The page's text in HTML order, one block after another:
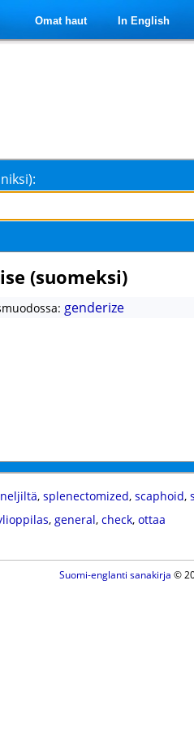
Omat haut In English
(suomeksi)
genderize
neljiltä, splenectomized, scaphoid,
, general, check, ottaa
Suomi-englanti sanakirja ©